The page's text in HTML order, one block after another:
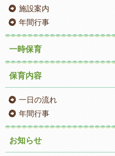
施設案内
年間行事
一時保育
保育内容
一日の流れ
年間行事
お知らせ